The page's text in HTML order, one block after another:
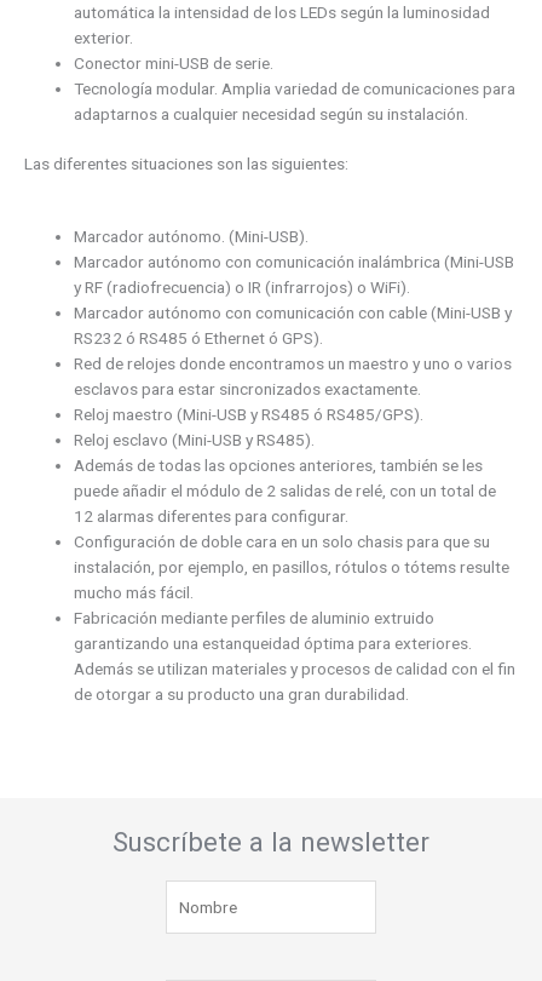
automática la intensidad de los LEDs según la luminosidad
exterior.
Conector mini-USB de serie.
Tecnología modular. Amplia variedad de comunicaciones para
adaptarnos a cualquier necesidad según su instalación.
Las diferentes situaciones son las siguientes:
Marcador autónomo. (Mini-USB).
Marcador autónomo con comunicación inalámbrica (Mini-USB
y RF (radiofrecuencia) o IR (infrarrojos) o WiFi).
Marcador autónomo con comunicación con cable (Mini-USB y
RS232 ó RS485 ó Ethernet ó GPS).
Red de relojes donde encontramos un maestro y uno o varios
esclavos para estar sincronizados exactamente.
Reloj maestro (Mini-USB y RS485 ó RS485/GPS).
Reloj esclavo (Mini-USB y RS485).
Además de todas las opciones anteriores, también se les
puede añadir el módulo de 2 salidas de relé, con un total de
12 alarmas diferentes para configurar.
Configuración de doble cara en un solo chasis para que su
instalación, por ejemplo, en pasillos, rótulos o tótems resulte
mucho más fácil.
Fabricación mediante perfiles de aluminio extruido
garantizando una estanqueidad óptima para exteriores.
Además se utilizan materiales y procesos de calidad con el fin
de otorgar a su producto una gran durabilidad.
Suscríbete a la newsletter